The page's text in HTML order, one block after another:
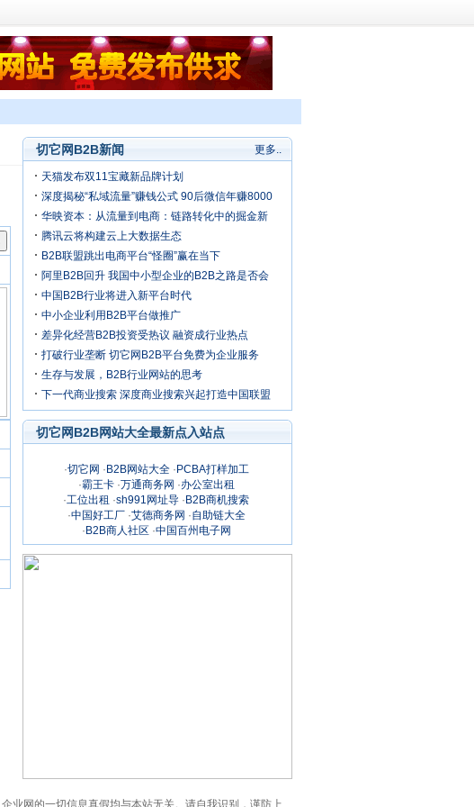
更多..
切它网B2B新闻
天猫发布双11宝藏新品牌计划
深度揭秘“私域流量”赚钱公式 90后微信年赚8000
万
华映资本：从流量到电商：链路转化中的掘金新
机
腾讯云将构建云上大数据生态
B2B联盟跳出电商平台“怪圈”赢在当下
阿里B2B回升 我国中小型企业的B2B之路是否会
迎来春天？
中国B2B行业将进入新平台时代
中小企业利用B2B平台做推广
差异化经营B2B投资受热议 融资成行业热点
打破行业垄断 切它网B2B平台免费为企业服务
生存与发展，B2B行业网站的思考
下一代商业搜索 深度商业搜索兴起打造中国联盟
切它网B2B网站大全最新点入站点
·切它网 · B2B网站大全· PCBA打样加工
·霸王卡·万通商务网 ·办公室出租
·工位出租 ·sh991网址导 · B2B商机搜索
·中国好工厂·艾德商务网 ·自助链大全
· B2B商人社区 ·中国百州电子网